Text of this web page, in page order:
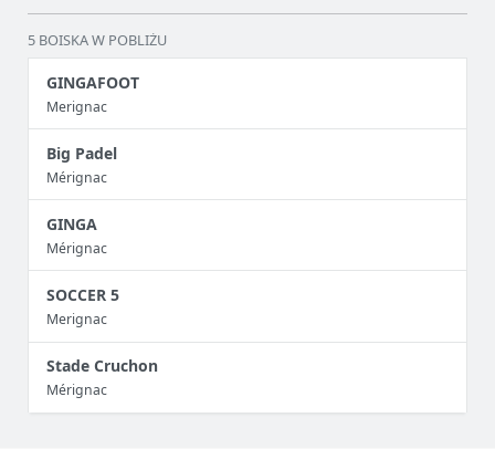
5 BOISKA W POBLIŻU
GINGAFOOT
Merignac
Big Padel
Mérignac
GINGA
Mérignac
SOCCER 5
Merignac
Stade Cruchon
Mérignac